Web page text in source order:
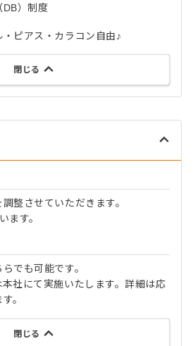
DB）制度
・ピアス・カラコン自由♪
閉じる
整させていただきます。
ます。
でも可能です。
社にて実施いたします。詳細は応
。
閉じる